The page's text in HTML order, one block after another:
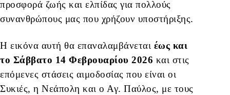
προσφορά ζωής και ελπίδας για πολλούς
συνανθρώπους μας που χρήζουν υποστήριξης.
Η εικόνα αυτή θα επαναλαμβάνεται έως και
το Σάββατο 14 Φεβρουαρίου 2026 και στις
επόμενες στάσεις αιμοδοσίας που είναι οι
Συκιές, η Νεάπολη και ο Αγ. Παύλος, με τους